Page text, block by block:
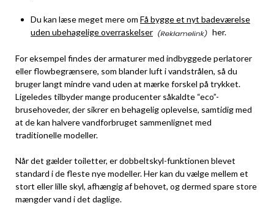
Du kan læse meget mere om Få bygge et nyt badeværelse
uden ubehagelige overraskelser
her.
For eksempel findes der armaturer med indbyggede perlatorer
eller flowbegrænsere, som blander luft i vandstrålen, så du
bruger langt mindre vand uden at mærke forskel på trykket.
Ligeledes tilbyder mange producenter såkaldte “eco”-
brusehoveder, der sikrer en behagelig oplevelse, samtidig med
at de kan halvere vandforbruget sammenlignet med
traditionelle modeller.
Når det gælder toiletter, er dobbeltskyl-funktionen blevet
standard i de fleste nye modeller. Her kan du vælge mellem et
stort eller lille skyl, afhængig af behovet, og dermed spare store
mængder vand i det daglige.